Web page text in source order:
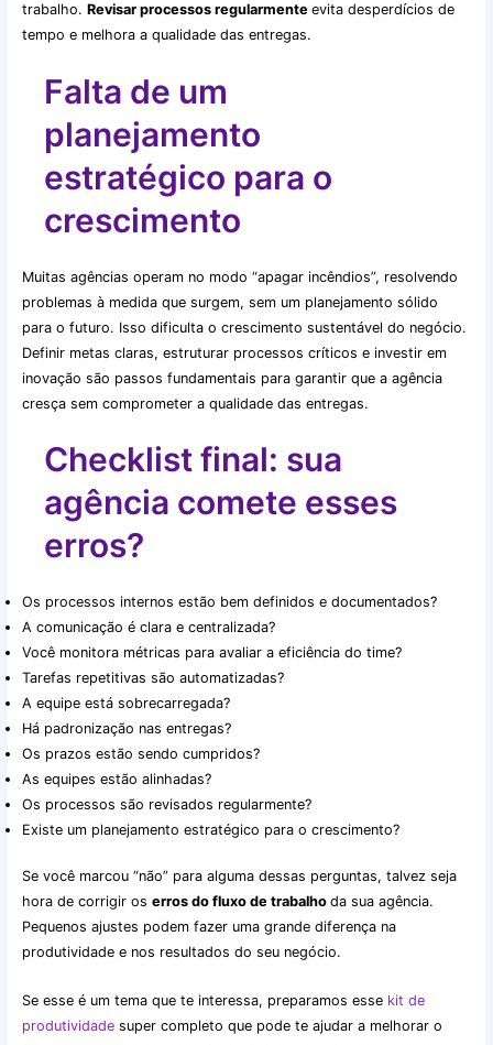
trabalho. Revisar processos regularmente evita desperdícios de
tempo e melhora a qualidade das entregas.
Falta de um
planejamento
estratégico para o
crescimento
Muitas agências operam no modo “apagar incêndios”, resolvendo
problemas à medida que surgem, sem um planejamento sólido
para o futuro. Isso dificulta o crescimento sustentável do negócio.
Definir metas claras, estruturar processos críticos e investir em
inovação são passos fundamentais para garantir que a agência
cresça sem comprometer a qualidade das entregas.
Checklist final: sua
agência comete esses
erros?
Os processos internos estão bem definidos e documentados?
A comunicação é clara e centralizada?
Você monitora métricas para avaliar a eficiência do time?
Tarefas repetitivas são automatizadas?
A equipe está sobrecarregada?
Há padronização nas entregas?
Os prazos estão sendo cumpridos?
As equipes estão alinhadas?
Os processos são revisados regularmente?
Existe um planejamento estratégico para o crescimento?
Se você marcou “não” para alguma dessas perguntas, talvez seja
hora de corrigir os erros do fluxo de trabalho da sua agência.
Pequenos ajustes podem fazer uma grande diferença na
produtividade e nos resultados do seu negócio.
Se esse é um tema que te interessa, preparamos esse kit de
produtividade super completo que pode te ajudar a melhorar o